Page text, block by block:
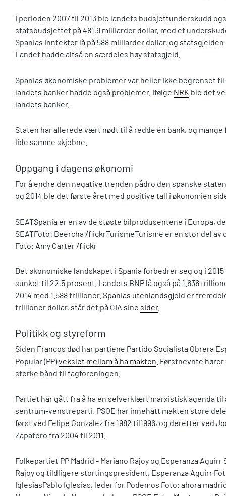
I perioden 2007 til 2013 ble landets budsjettunderskudd
statsbudsjettet på 481,9 milliarder dollar, med et
Spanias inntekter lå på 588 milliarder dollar, og statsgjelden
Landet hadde altså en særdeles høy statsgjeld.
Spanias økonomiske problemer var heller ikke begrenset
landets banker hadde også problemer. Ifølge NRK ble det
landets banker.
Staten har allerede vært nødt til å redde én bank, og
lide samme skjebne.
Oppgang i dagens økonomi
For å endre den negative trenden pådro den spanske
og 2014 ble det første året med positive tall i økonomien
SEATSpania er en av de støste bilprodusentene i Europa,
SEATFoto: Beercha /flickrTurismeTurisme er en stor del
Foto: Amy Carter /flickr
Det økonomiske landskapet i Spania forbedrer seg og i
sunket til 22,5 prosent. Landets BNP lå også på 1.636
2014 med 1.588 trillioner. Spanias utenlandsgjeld er
trillioner dollar, står det på CIA sine sider.
Politikk og styreform
Siden Francos død har partiene Partido Socialista Obrera
Popular (PP)vekslet mellom å ha makten . Førstnevnte
sterke bånd til fagforeningen.
Partiet har gått fra å ha en selverklært marxistisk agenda til
sentrum-venstreparti. PSOE har innehatt makten store
først ved Felipe González fra 1982 til1996, og deretter ved
Zapatero fra 2004 til 2011.
Folkepartiet PP Madrid - Mariano Rajoy og Esperanza Aguirr
Rajoy og tildligere stortingspresident, Esperanza Aguirr
IglesiasPablo Iglesias, leder for Podemos Foto: ahora